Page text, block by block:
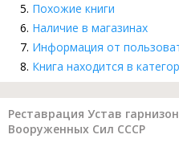
Похожие книги
Наличие в магазинах
Информация от
Книга находится в
Реставрация Устав
Вооруженных Сил СССР